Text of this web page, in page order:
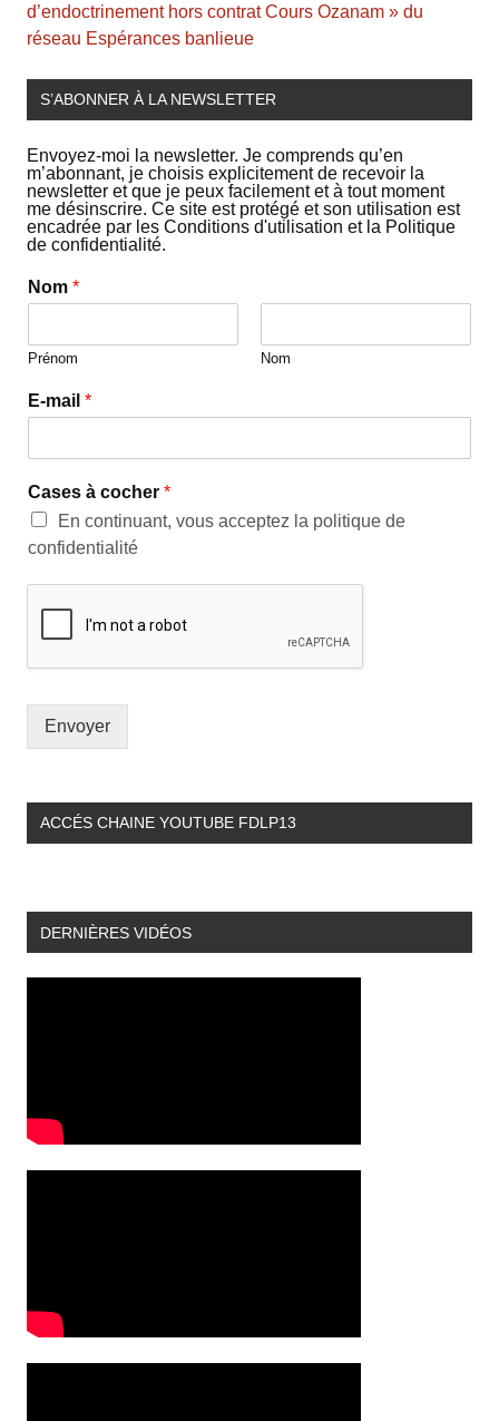
d’endoctrinement hors contrat Cours Ozanam » du
réseau Espérances banlieue
S’ABONNER À LA NEWSLETTER
Envoyez-moi la newsletter. Je comprends qu’en
m’abonnant, je choisis explicitement de recevoir la
newsletter et que je peux facilement et à tout moment
me désinscrire. Ce site est protégé et son utilisation est
encadrée par les Conditions d'utilisation et la Politique
de confidentialité.
Nom *
Prénom Nom
E-mail *
Cases à cocher *
En continuant, vous acceptez la politique de
confidentialité
Envoyer
ACCÉS CHAINE YOUTUBE FDLP13
DERNIÈRES VIDÉOS